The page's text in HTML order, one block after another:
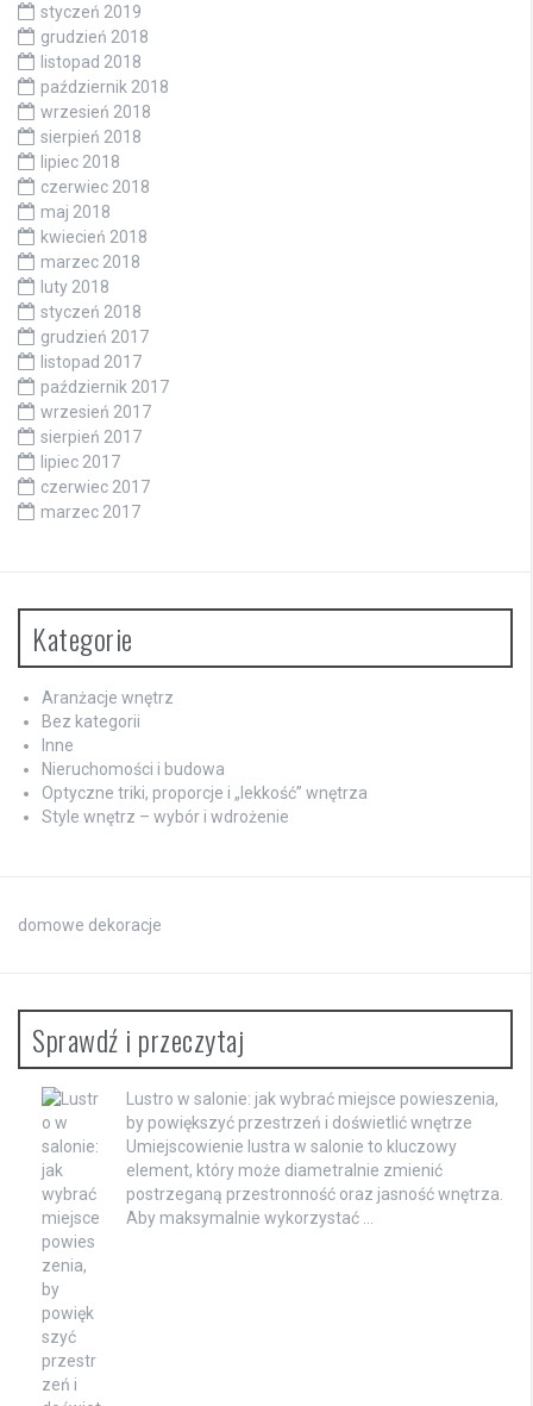
styczeń 2019
grudzień 2018
listopad 2018
październik 2018
wrzesień 2018
sierpień 2018
lipiec 2018
czerwiec 2018
maj 2018
kwiecień 2018
marzec 2018
luty 2018
styczeń 2018
grudzień 2017
listopad 2017
październik 2017
wrzesień 2017
sierpień 2017
lipiec 2017
czerwiec 2017
marzec 2017
Kategorie
Aranżacje wnętrz
Bez kategorii
Inne
Nieruchomości i budowa
Optyczne triki, proporcje i „lekkość” wnętrza
Style wnętrz – wybór i wdrożenie
domowe dekoracje
Sprawdź i przeczytaj
Lustro w salonie: jak wybrać miejsce powieszenia,
by powiększyć przestrzeń i doświetlić wnętrze
Umiejscowienie lustra w salonie to kluczowy
element, który może diametralnie zmienić
postrzeganą przestronność oraz jasność wnętrza.
Aby maksymalnie wykorzystać …